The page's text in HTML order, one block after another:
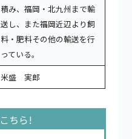
積み、福岡・北九州まで輸
送し、また福岡近辺より飼
料・肥料その他の輸送を行
っている。
米盛 実郎